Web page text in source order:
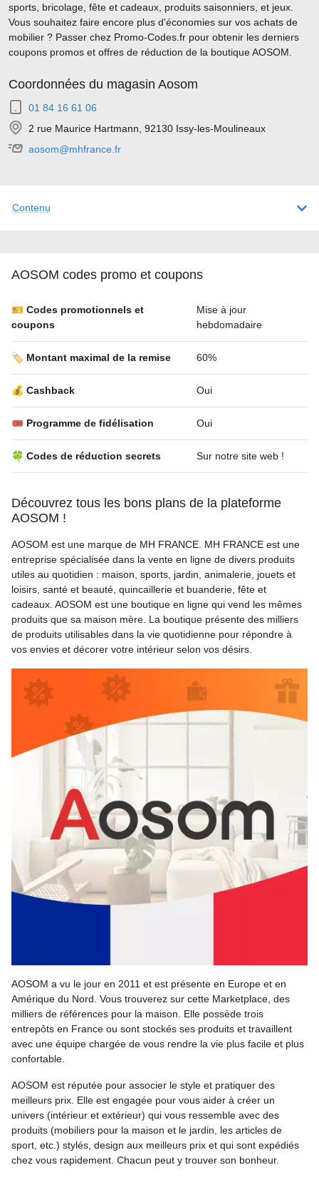
Contenu
AOSOM codes promo et coupons
🎫 Codes promotionnels et
coupons
Mise à jour
hebdomadaire
🏷️ Montant maximal de la remise 60%
💰 Cashback Oui
🎟 Programme de fidélisation Oui
🍀 Codes de réduction secrets Sur notre site web !
Découvrez tous les bons plans de la plateforme
AOSOM !
AOSOM est une marque de MH FRANCE. MH FRANCE est une
entreprise spécialisée dans la vente en ligne de divers produits
utiles au quotidien : maison, sports, jardin, animalerie, jouets et
loisirs, santé et beauté, quincaillerie et buanderie, fête et
cadeaux. AOSOM est une boutique en ligne qui vend les mêmes
produits que sa maison mère. La boutique présente des milliers
de produits utilisables dans la vie quotidienne pour répondre à
vos envies et décorer votre intérieur selon vos désirs.
AOSOM a vu le jour en 2011 et est présente en Europe et en
Amérique du Nord. Vous trouverez sur cette Marketplace, des
milliers de références pour la maison. Elle possède trois
entrepôts en France ou sont stockés ses produits et travaillent
avec une équipe chargée de vous rendre la vie plus facile et plus
confortable.
AOSOM est réputée pour associer le style et pratiquer des
meilleurs prix. Elle est engagée pour vous aider à créer un
univers (intérieur et extérieur) qui vous ressemble avec des
produits (mobiliers pour la maison et le jardin, les articles de
sport, etc.) stylés, design aux meilleurs prix et qui sont expédiés
chez vous rapidement. Chacun peut y trouver son bonheur.
sports, bricolage, fête et cadeaux, produits saisonniers, et jeux.
Vous souhaitez faire encore plus d'économies sur vos achats de
mobilier ? Passer chez Promo-Codes.fr pour obtenir les derniers
coupons promos et offres de réduction de la boutique AOSOM.
Coordonnées du magasin Aosom
01 84 16 61 06
2 rue Maurice Hartmann, 92130 Issy-les-Moulineaux
aosom@mhfrance.fr